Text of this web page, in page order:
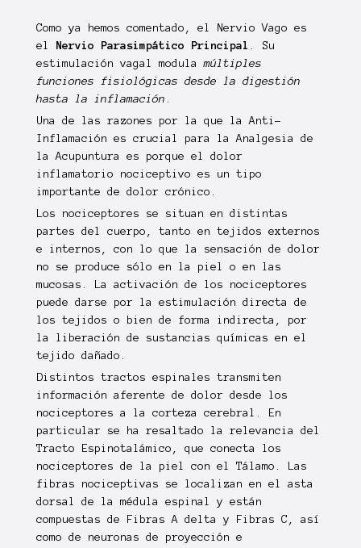
Como ya hemos comentado, el Nervio Vago es
el
Nervio Parasimpático Principal . Su
estimulación vagal modulamúltiples
funciones fisiológicas desde la digestión
hasta la inflamación .
Una de las razones por la que la Anti-
Inflamación es crucial para la Analgesia de
la Acupuntura es porque el dolor
inflamatorio nociceptivo es un tipo
importante de dolor crónico.
Los nociceptores se situan en distintas
partes del cuerpo, tanto en tejidos externos
e internos, con lo que la sensación de dolor
no se produce sólo en la piel o en las
mucosas. La activación de los nociceptores
puede darse por la estimulación directa de
los tejidos o bien de forma indirecta, por
la liberación de sustancias químicas en el
tejido dañado.
Distintos tractos espinales transmiten
información aferente de dolor desde los
nociceptores a la corteza cerebral. En
particular se ha resaltado la relevancia del
Tracto Espinotalámico, que conecta los
nociceptores de la piel con el Tálamo. Las
fibras nociceptivas se localizan en el asta
dorsal de la médula espinal y están
compuestas de Fibras A delta y Fibras C, así
como de neuronas de proyección e